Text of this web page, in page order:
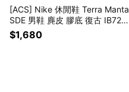
[ACS] Nike 休閒鞋 Terra Manta
SDE 男鞋 麂皮 膠底 復古 IB725
4-201
$1,680